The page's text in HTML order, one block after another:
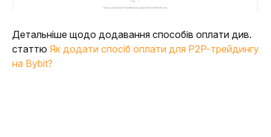
Детальніше щодо додавання способів оплати див.
статтю Як додати спосіб оплати для P2P-трейдингу
на Bybit?